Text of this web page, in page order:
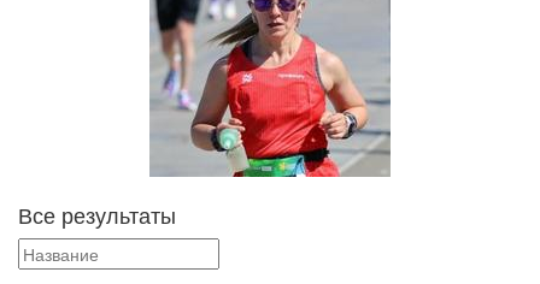
Все результаты